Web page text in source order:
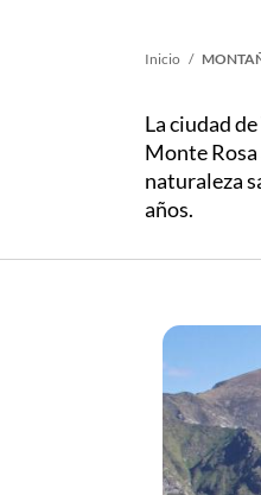
de
a
la
Inicio
La ciudad
Monte
naturaleza
años.